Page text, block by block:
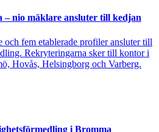
– nio mäklare ansluter till kedjan
och fem etablerade profiler ansluter till
Rekryteringarna sker till kontor i
Hovås, Helsingborg och Varberg.
i Bromma